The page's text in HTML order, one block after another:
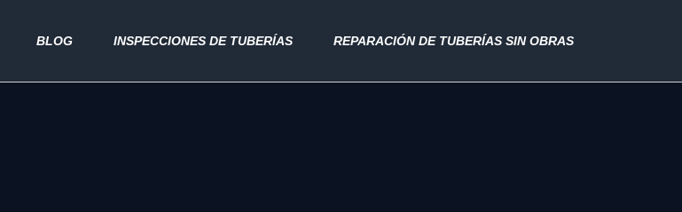
BLOG INSPECCIONES DE TUBERÍAS REPARACIÓN DE TUBERÍAS SIN OBRAS